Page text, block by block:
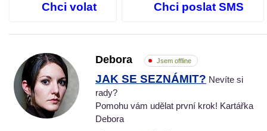
Chci volat Chci poslat SMS
Debora Jsem offline
JAK SE SEZNÁMIT? Nevíte si
rady?
Pomohu vám udělat první krok! Kartářka
Debora